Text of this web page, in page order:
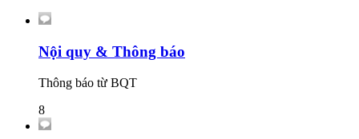
Nội quy & Thông báo
Thông báo từ BQT
8